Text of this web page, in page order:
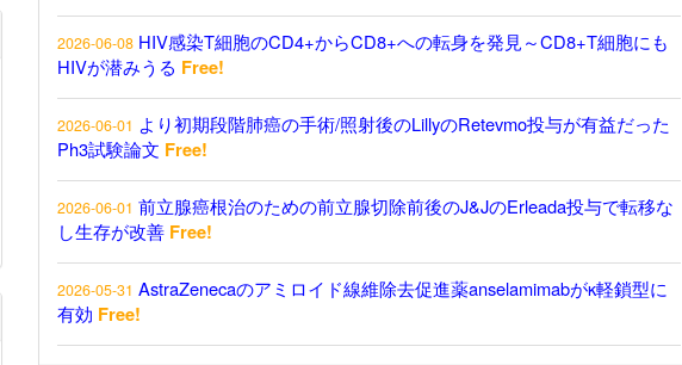
2026-06-08 HIV感染T細胞のCD4+からCD8+への転身を発見～CD8+T細胞にも
HIVが潜みうる Free!
2026-06-01 より初期段階肺癌の手術/照射後のLillyのRetevmo投与が有益だった
Ph3試験論文 Free!
2026-06-01 前立腺癌根治のための前立腺切除前後のJ&JのErleada投与で転移な
し生存が改善 Free!
2026-05-31 AstraZenecaのアミロイド線維除去促進薬anselamimabがκ軽鎖型に
有効 Free!